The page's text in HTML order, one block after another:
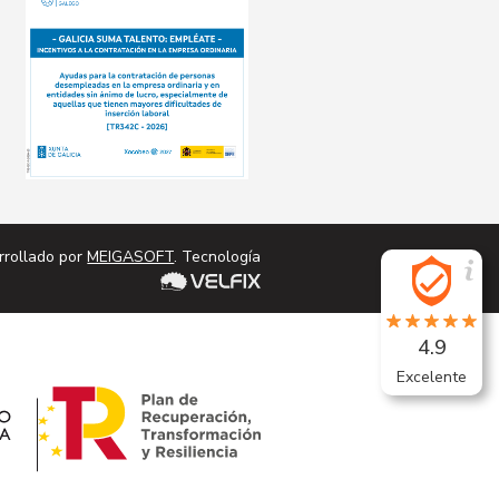
porMEIGASOFT. Tecnología
4.9
Excelente